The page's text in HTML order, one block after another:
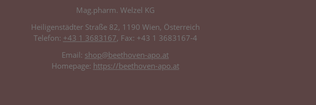
Mag.pharm. Welzel KG
Heiligenstädter Straße 82, 1190 Wien, Österreich
Telefon: +43 1 3683167, Fax: +43 1 3683167-4
Email: shop@beethoven-apo.at
Homepage: https://beethoven-apo.at